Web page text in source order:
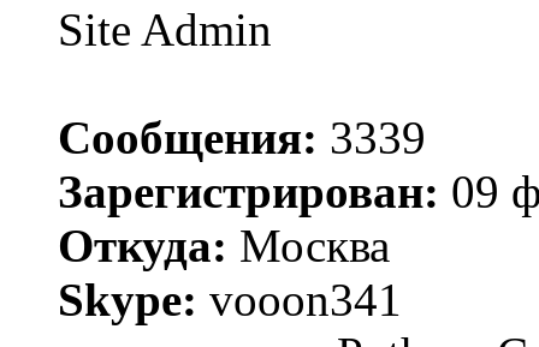
Site Admin
Сообщения: 3339
Зарегистрирован: 09
Откуда: Москва
Skype: vooon341